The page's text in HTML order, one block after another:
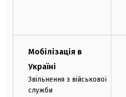
Мобілізація в
Україні
Звільнення з військової
служби